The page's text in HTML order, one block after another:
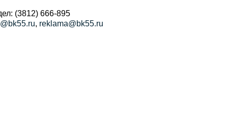
(3812) 666-895
, reklama@bk55.ru